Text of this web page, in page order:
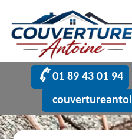
01 89 43 01 94